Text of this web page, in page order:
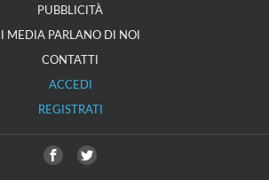
PUBBLICITÀ
I MEDIA PARLANO DI NOI
CONTATTI
ACCEDI
REGISTRATI